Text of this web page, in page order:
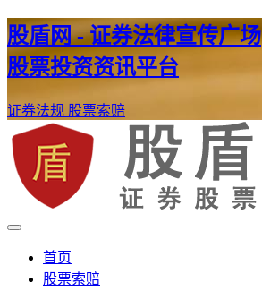
股盾网 - 证券法律宣传广场
股票投资资讯平台
证券法规 股票索赔
股盾网
证券股票维权网
首页
股票索赔